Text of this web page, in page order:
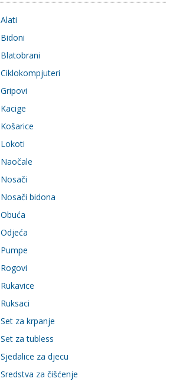
Alati
Bidoni
Blatobrani
Ciklokompjuteri
Gripovi
Kacige
Košarice
Lokoti
Naočale
Nosači
Nosači bidona
Obuća
Odjeća
Pumpe
Rogovi
Rukavice
Ruksaci
Set za krpanje
Set za tubless
Sjedalice za djecu
Sredstva za čišćenje